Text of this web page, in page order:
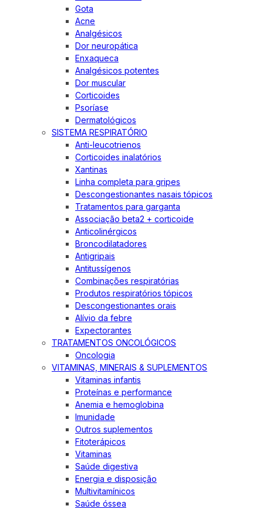
Gota
Acne
Analgésicos
Dor neuropática
Enxaqueca
Analgésicos potentes
Dor muscular
Corticoides
Psoríase
Dermatológicos
SISTEMA RESPIRATÓRIO
Anti-leucotrienos
Corticoides inalatórios
Xantinas
Linha completa para gripes
Descongestionantes nasais tópicos
Tratamentos para garganta
Associação beta2 + corticoide
Anticolinérgicos
Broncodilatadores
Antigripais
Antitussígenos
Combinações respiratórias
Produtos respiratórios tópicos
Descongestionantes orais
Alívio da febre
Expectorantes
TRATAMENTOS ONCOLÓGICOS
Oncologia
VITAMINAS, MINERAIS & SUPLEMENTOS
Vitaminas infantis
Proteínas e performance
Anemia e hemoglobina
Imunidade
Outros suplementos
Fitoterápicos
Vitaminas
Saúde digestiva
Energia e disposição
Multivitamínicos
Saúde óssea